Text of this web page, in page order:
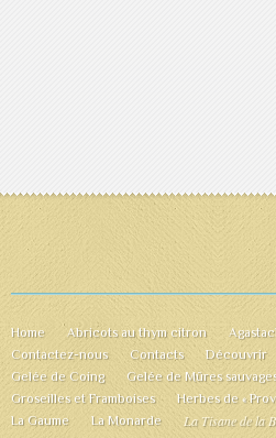
Home Abricots au thym citron
Contactez-nous
Contacts Découvrir
Gelée de Coing
Gelée de Mûres
Groseilles et Framboises
Herbes de «
La Gaume
La Monarde La Tisane de la